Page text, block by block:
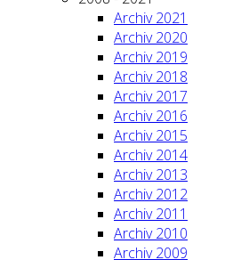
Archiv 2021
Archiv 2020
Archiv 2019
Archiv 2018
Archiv 2017
Archiv 2016
Archiv 2015
Archiv 2014
Archiv 2013
Archiv 2012
Archiv 2011
Archiv 2010
Archiv 2009